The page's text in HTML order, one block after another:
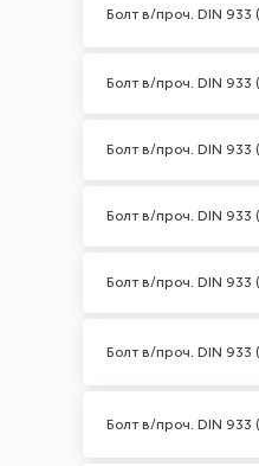
Болт в/проч. DIN
Болт в/проч. DIN
Болт в/проч. DIN
Болт в/проч. DIN
Болт в/проч. DIN
Болт в/проч. DIN
Болт в/проч. DIN